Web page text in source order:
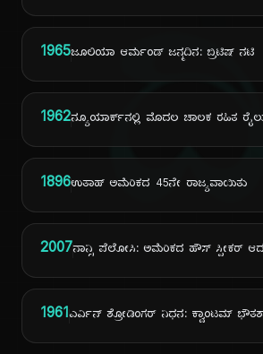
1965ಜೂಲಿಯಾ ಆರ್ಮಂಡ್ ಜನ್ಮದಿನ: ಬ್ರಿಟಿಷ್ ನಟಿ
1962ನ್ಯೂಯಾರ್ಕ್‌ನಲ್ಲಿ ಮೊದಲ ಚಾಲಕ ರಹಿತ
1896ಉತಾಹ್ ಅಮೆರಿಕದ 45ನೇ ರಾಜ್ಯವಾಯಿತು
2007ನಾನ್ಸಿ ಪೆಲೋಸಿ: ಅಮೆರಿಕದ ಹೌಸ್ ಸ್ಪೀಕರ್
1961ಎರ್ವಿನ್ ಶ್ರೋಡಿಂಗರ್ ನಿಧನ: ಕ್ವಾಂಟಮ್